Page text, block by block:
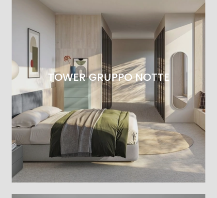
TOWER GRUPPO NOTTE